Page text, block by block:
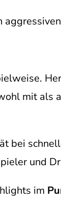
mit als
bei
und
im